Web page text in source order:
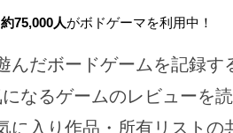
約75,000人がボドゲーマを利用中！
んだボードゲームを記録す
なるゲームのレビューを
に入り作品・所有リストの
索する 新作・再入荷情報